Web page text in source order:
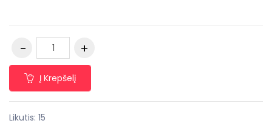
Į Krepšelį
Likutis: 15